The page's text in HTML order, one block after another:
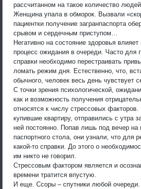
рассчитанном на такое количество
Женщина упала в обморок. Вызвали
пациентки получение загранпаспорта
срывом и сердечным приступом…
Негативно на состояние здоровья
процесс ожидания в очереди. Часто для
справки необходимо перестраивать
ломать режим дня. Естественно, что,
обычного, человек весь день чувствует
С точки зрения психологической,
как и возможность получения
относятся к числу стрессовых
купившие квартиру, отправились с утра
ней постоянно. Попав лишь под вечер на
паспортного стола, они узнали, что для
какой-то справки. До этого о
им никто не говорил.
Cтрессовым фактором является и
времени тратится впустую.
И еще. Ссоры – спутники любой очереди.